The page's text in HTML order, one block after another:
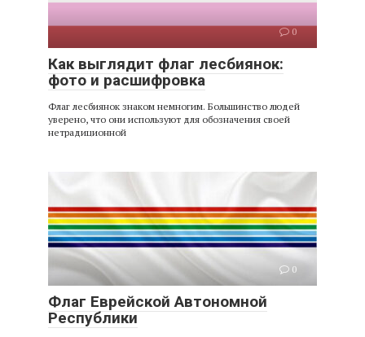
0
Как выглядит флаг лесбиянок:
фото и расшифровка
Флаг лесбиянок знаком немногим. Большинство людей
уверено, что они используют для обозначения своей
нетрадиционной
0
Флаг Еврейской Автономной
Республики